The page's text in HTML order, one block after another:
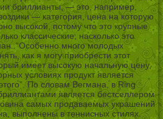
бриллианты, — это, например,
— категория, цена на которую
высокой, потому что это крупные
классические, насколько это
“Особенно много молодых
как я могу приобрести этот
имеет высокую начальную цену,
условиях продукт является
По словам Вегмана, в Ring
является бестселлером
самых продаваемых украшений
выполнены в теннисных стилях.